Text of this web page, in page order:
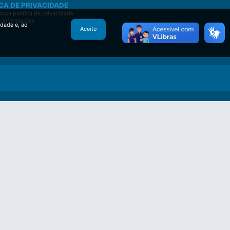
DE PRIVACIDADE
política de privacidade
informações.
e, ao
Aceito